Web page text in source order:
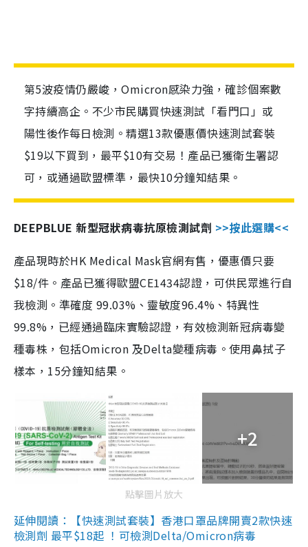
第5波疫情仍嚴峻，Omicron感染力強，確診個案數
字持續高企。不少市民購買快速測試「看門口」或
陽性後作每日檢測。精選13款優惠價快速測試套裝
$19以下買到，最平$10有交易！產品已獲衛生署認
可，或通過歐盟標準，最快10分鐘知結果。
DEEPBLUE 新型冠狀病毒抗原檢測試劑 >>按此選購<<
產品現時於HK Medical Mask官網有售，優惠價只要
$18/件。產品已獲得歐盟CE1434認證，可供民眾進行自
我檢測。準確度 99.03%、靈敏度96.4%、特異性
99.8%，已經通過臨床實驗認證，有效檢測新冠病毒變
種毒株，包括Omicron 及Delta變種病毒。使用鼻拭子
樣本，15分鐘知結果。
+2
點擊圖片放大
延伸閱讀：【快速測試套裝】香港口罩品牌開賣2款快速
檢測劑 最平$18起 ！可檢測Delta/Omicron病毒